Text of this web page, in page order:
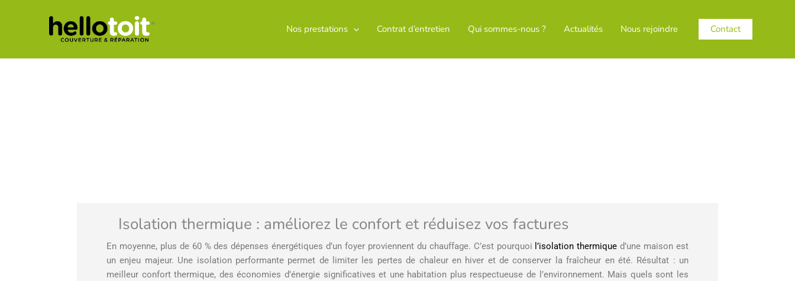
Nos prestations Contrat d’entretien Qui sommes-nous ? Actualités Nous rejoindre Contact
Isolation thermique : améliorez le confort et réduisez vos factures
En moyenne, plus de 60 % des dépenses énergétiques d’un foyer proviennent du chauffage. C’est pourquoi l’isolation thermique d’une maison est
un enjeu majeur. Une isolation performante permet de limiter les pertes de chaleur en hiver et de conserver la fraîcheur en été. Résultat : un
meilleur confort thermique, des économies d’énergie significatives et une habitation plus respectueuse de l’environnement. Mais quels sont les